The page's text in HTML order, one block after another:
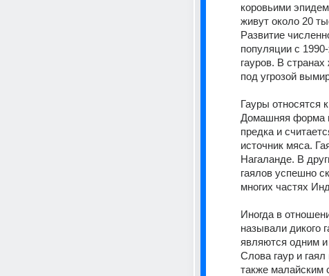
коровьими
живут около 20
Развитие
популяции с
гауров. В
под угрозой
Гауры относятся
Домашняя форма
предка и
источник мяса.
Нагаланде. В
гаялов успешно
многих частях
Иногда в
называли дикого
являются одним
Слова гаур и
также малайским